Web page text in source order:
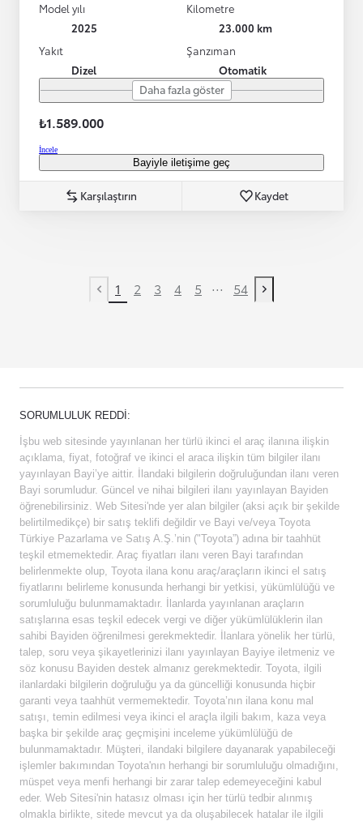
Model yılı
2025
Kilometre
23.000 km
Yakıt
Dizel
Şanzıman
Otomatik
Daha fazla göster
₺1.589.000
İncele
Bayiyle iletişime geç
Karşılaştırın Kaydet
Previous page
1 2 3 4 5 ... 54
Next page
SORUMLULUK REDDI:
İşbu web sitesinde yayınlanan her türlü ikinci el araç ilanına ilişkin
açıklama, fiyat, fotoğraf ve ikinci el araca ilişkin tüm bilgiler ilanı
yayınlayan Bayi’ye aittir. İlandaki bilgilerin doğruluğundan ilanı veren
Bayi sorumludur. Güncel ve nihai bilgileri ilanı yayınlayan Bayiden
öğrenebilirsiniz. Web Sitesi'nde yer alan bilgiler (aksi açık bir şekilde
belirtilmedikçe) bir satış teklifi değildir ve Bayi ve/veya Toyota
Türkiye Pazarlama ve Satış A.Ş.’nin ("Toyota”) adına bir taahhüt
teşkil etmemektedir. Araç fiyatları ilanı veren Bayi tarafından
belirlenmekte olup, Toyota ilana konu araç/araçların ikinci el satış
fiyatlarını belirleme konusunda herhangi bir yetkisi, yükümlülüğü ve
sorumluluğu bulunmamaktadır. İlanlarda yayınlanan araçların
satışlarına esas teşkil edecek vergi ve diğer yükümlülüklerin ilan
sahibi Bayiden öğrenilmesi gerekmektedir. İlanlara yönelik her türlü,
talep, soru veya şikayetlerinizi ilanı yayınlayan Bayiye iletmeniz ve
söz konusu Bayiden destek almanız gerekmektedir. Toyota, ilgili
ilanlardaki bilgilerin doğruluğu ya da güncelliği konusunda hiçbir
garanti veya taahhüt vermemektedir. Toyota’nın ilana konu mal
satışı, temin edilmesi veya ikinci el araçla ilgili bakım, kaza veya
başka bir şekilde araç geçmişini inceleme yükümlülüğü de
bulunmamaktadır. Müşteri, ilandaki bilgilere dayanarak yapabileceği
işlemler bakımından Toyota'nın herhangi bir sorumluluğu olmadığını,
müspet veya menfi herhangi bir zarar talep edemeyeceğini kabul
eder. Web Sitesi'nin hatasız olması için her türlü tedbir alınmış
olmakla birlikte, sitede mevcut ya da oluşabilecek hatalar ile ilgili